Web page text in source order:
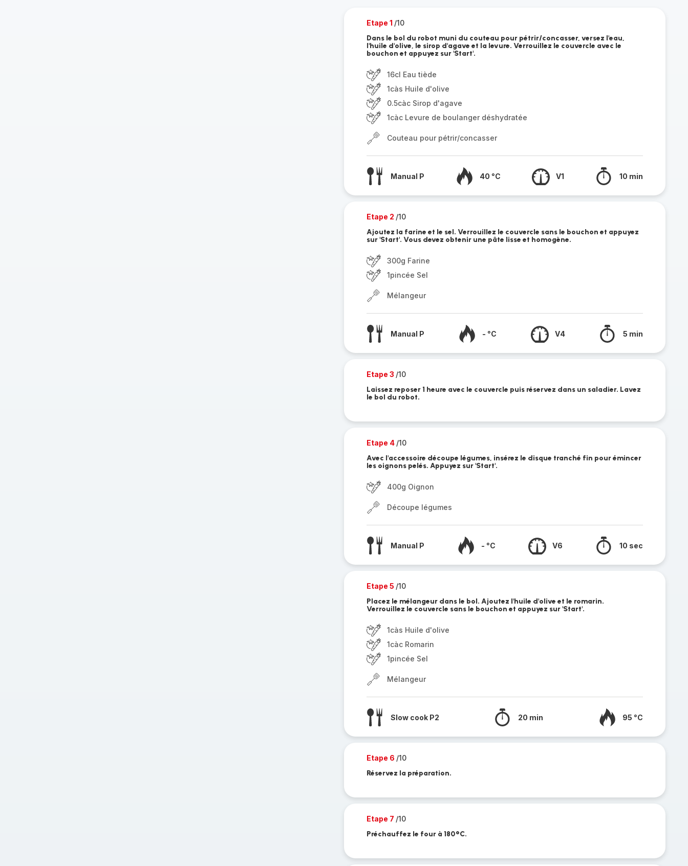
Etape 1 /10
Dans le bol du robot muni du couteau pour pétrir/concasser, versez l'eau,
l'huile d'olive, le sirop d'agave et la levure. Verrouillez le couvercle avec le
bouchon et appuyez sur 'Start'.
16cl Eau tiède
1càs Huile d'olive
0.5càc Sirop d'agave
1càc Levure de boulanger déshydratée
Couteau pour pétrir/concasser
Manual P 40 °C V1 10 min
Etape 2 /10
Ajoutez la farine et le sel. Verrouillez le couvercle sans le bouchon et appuyez
sur 'Start'. Vous devez obtenir une pâte lisse et homogène.
300g Farine
1pincée Sel
Mélangeur
Manual P - °C V4 5 min
Etape 3 /10
Laissez reposer 1 heure avec le couvercle puis réservez dans un saladier. Lavez
le bol du robot.
Etape 4 /10
Avec l'accessoire découpe légumes, insérez le disque tranché fin pour émincer
les oignons pelés. Appuyez sur 'Start'.
400g Oignon
Découpe légumes
Manual P - °C V6 10 sec
Etape 5 /10
Placez le mélangeur dans le bol. Ajoutez l'huile d'olive et le romarin.
Verrouillez le couvercle sans le bouchon et appuyez sur 'Start'.
1càs Huile d'olive
1càc Romarin
1pincée Sel
Mélangeur
Slow cook P2 20 min 95 °C
Etape 6 /10
Réservez la préparation.
Etape 7 /10
Préchauffez le four à 180°C.